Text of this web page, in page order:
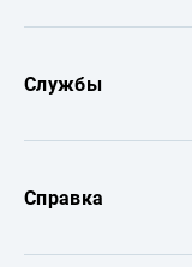
Службы
Справка